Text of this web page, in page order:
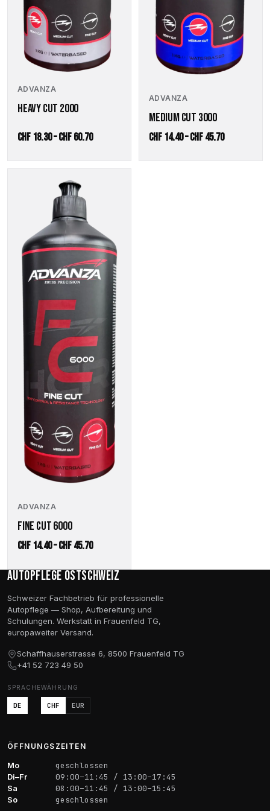
ADVANZA
HEAVY CUT 2000
CHF 18.30–CHF60.70Preisspanne:
bis
ADVANZA
MEDIUM CUT 3000
CHF 14.40–CHF45.70
ADVANZA
FINE CUT 6000
CHF 14.40–CHF45.70Preisspanne:
bis
CHF 45.70
Optionen
können
Produktseite
gewählt
werden
Autopflege Ostschweiz
Schweizer Fachbetrieb für professionelle
Autopflege — Shop, Aufbereitung und
Schulungen. Werkstatt in Frauenfeld TG,
europaweiter Versand.
Schaffhauserstrasse 6, 8500 Frauenfeld TG
+41 52 723 49 50
SPRACHE
DE
WÄHRUNG
CHF EUR
ÖFFNUNGSZEITEN
Mo geschlossen
Di–Fr 09:00–11:45 / 13:00–17:45
Sa 08:00–11:45 / 13:00–15:45
So geschlossen